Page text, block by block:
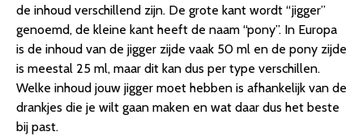
de inhoud verschillend zijn. De grote kant wordt “jigger”
genoemd, de kleine kant heeft de naam “pony”. In Europa
is de inhoud van de jigger zijde vaak 50 ml en de pony zijde
is meestal 25 ml, maar dit kan dus per type verschillen.
Welke inhoud jouw jigger moet hebben is afhankelijk van de
drankjes die je wilt gaan maken en wat daar dus het beste
bij past.